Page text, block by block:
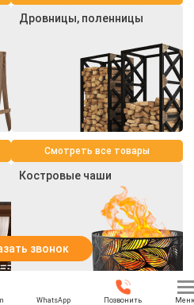
Дровницы, поленницы
Смотреть все товары
Костровые чаши
звонок
WhatsApp Позвонить